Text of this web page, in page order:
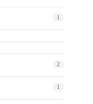
1
2
1